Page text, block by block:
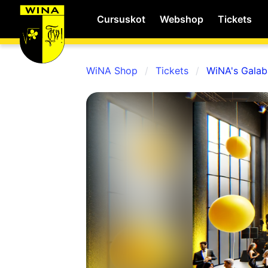
Cursuskot Webshop Tickets
WiNA MyWiNA
Home
Schachten
WiNA Shop Tickets WiNA's